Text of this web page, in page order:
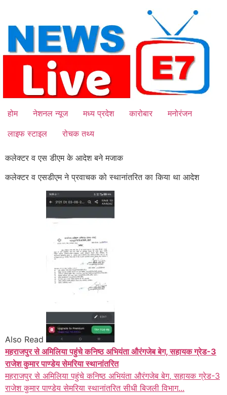
content
होम नेशनल न्यूज मध्य प्रदेश कारोबार
मनोरंजन
लाइफ स्टाइल
रोचक तथ्य
कलेक्टर व एस डीएम के आदेश बने मजाक
कलेक्टर व एसडीएम ने प्रवाचक को स्थानांतरित का किया था आदेश
Also Read
महराजपुर से अमिलिया पहुंचे कनिष्ठ अभियंता औरंगजेब बेग, सहायक ग्रेड-3
राजेश कुमार पाण्डेय सेमरिया स्थानांतरित
महराजपुर से अमिलिया पहुंचे कनिष्ठ अभियंता औरंगजेब बेग, सहायक ग्रेड-3
राजेश कुमार पाण्डेय सेमरिया स्थानांतरित सीधी बिजली विभाग...